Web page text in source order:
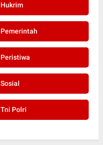
Hukrim
Pemerintah
Peristiwa
Sosial
Tni Polri